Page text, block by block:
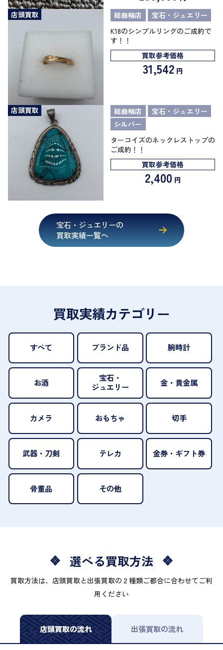
店頭買取
総曲輪店
宝石・ジュエリー
K18のシンプルリングのご成約で
す！！
買取参考価格
31,542 円
店頭買取 総曲輪店
宝石・ジュエリー
シルバー
ターコイズのネックレストップの
ご成約！！
買取参考価格
2,400 円
宝石・ジュエリーの
買取実績一覧へ
買取実績カテゴリー
すべて ブランド品 腕時計
お酒
宝石・
ジュエリー
金・貴金属
カメラ おもちゃ 切手
武器・刀剣 テレカ 金券・ギフト券
骨董品 その他
選べる買取方法
買取方法は、店頭買取と出張買取の２種類ご都合に合わせてご利
用ください
店頭買取の流れ 出張買取の流れ